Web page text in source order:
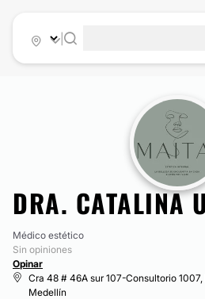
DRA. CATALINA
Médico estético
Sin opiniones
Opinar
Cra 48 # 46A sur 107-Consultorio
Medellín